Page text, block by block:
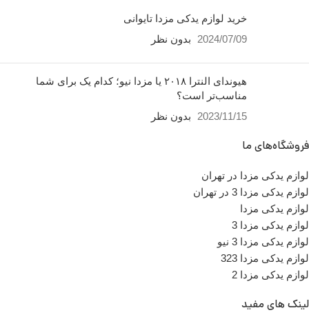
خرید لوازم یدکی مزدا تایوانی
2024/07/09 بدون نظر
هیوندای النترا ۲۰۱۸ یا مزدا نیو؛ کدام یک برای شما
مناسب‌تر است؟
2023/11/15 بدون نظر
فروشگاه‌های ما
لوازم یدکی مزدا در تهران
لوازم یدکی مزدا 3 در تهران
لوازم یدکی مزدا
لوازم یدکی مزدا 3
لوازم یدکی مزدا 3 نیو
لوازم یدکی مزدا 323
لوازم یدکی مزدا 2
لینک های مفید